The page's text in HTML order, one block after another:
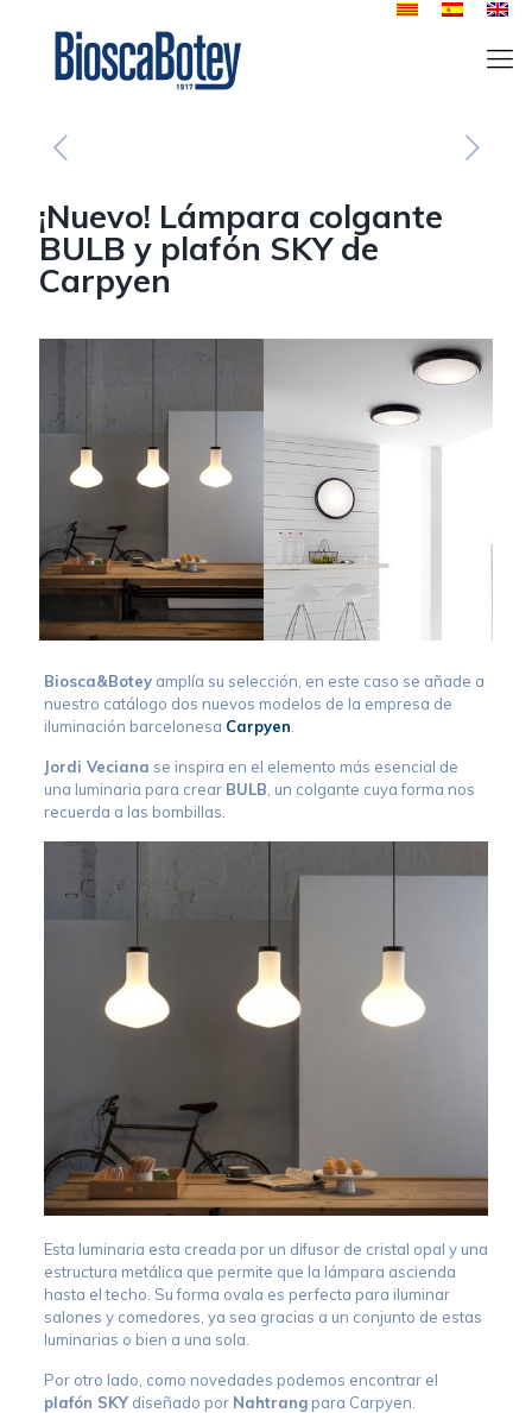
¡Nuevo! Lámpara colgante
BULB y plafón SKY de
Carpyen
Biosca&Boteyamplía su selección, en este caso se añade a
nuestro catálogo dos nuevos modelos de la empresa de
iluminación barcelonesa Carpyen.
Jordi Veciana se inspira en el elemento más esencial de
una luminaria para crear BULB, un colgante cuya forma nos
recuerda a las bombillas.
Esta luminaria esta creada por un difusor de cristal opal y una
estructura metálica que permite que la lámpara ascienda
hasta el techo. Su forma ovala es perfecta para iluminar
salones y comedores, ya sea gracias a un conjunto de estas
luminarias o bien a una sola.
Por otro lado, como novedades podemos encontrar el
plafón SKYdiseñado por Nahtrangpara Carpyen.